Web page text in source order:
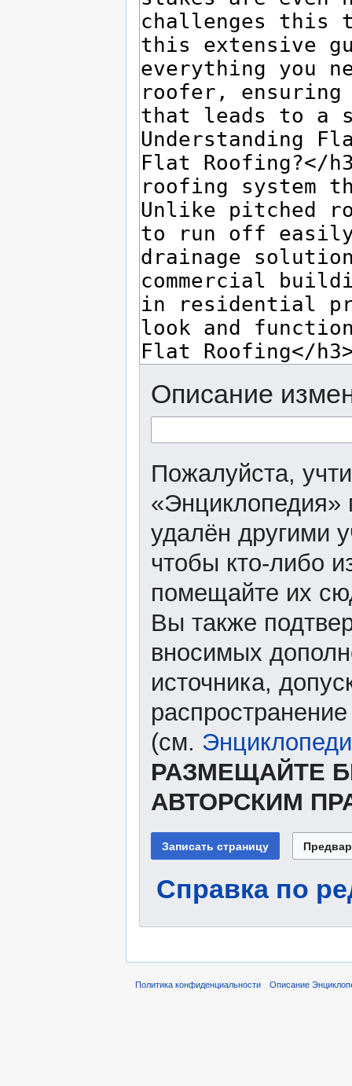
Описание
Пожалуйста,
«Энциклопедия»
удалён другими
чтобы кто-либо
помещайте их
Вы также
вносимых
источника,
(см.
РАЗМЕЩАЙТЕ
АВТОРСКИМ
Справка по
Политика конфиденциальности Описание